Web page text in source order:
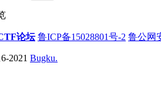
论坛 鲁ICP备15028801号-2 鲁公网
2021 Bugku.